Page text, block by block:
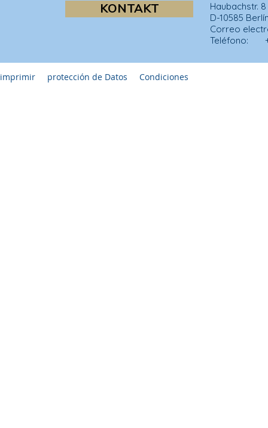
KONTAKT
Haubachstr. 8
D-10585
Correo
Teléfono:
imprimir protección de Datos Condiciones